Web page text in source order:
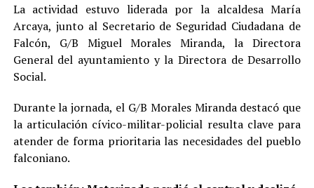
La actividad estuvo liderada por la alcaldesa María
Arcaya, junto al Secretario de Seguridad Ciudadana de
Falcón, G/B Miguel Morales Miranda, la Directora
General del ayuntamiento y la Directora de Desarrollo
Social.
Durante la jornada, el G/B Morales Miranda destacó que
la articulación cívico-militar-policial resulta clave para
atender de forma prioritaria las necesidades del pueblo
falconiano.